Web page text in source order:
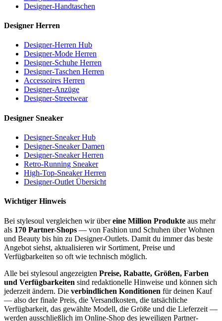
Designer-Handtaschen
Designer Herren
Designer-Herren Hub
Designer-Mode Herren
Designer-Schuhe Herren
Designer-Taschen Herren
Accessoires Herren
Designer-Anzüge
Designer-Streetwear
Designer Sneaker
Designer-Sneaker Hub
Designer-Sneaker Damen
Designer-Sneaker Herren
Retro-Running Sneaker
High-Top-Sneaker Herren
Designer-Outlet Übersicht
Wichtiger Hinweis
Bei stylesoul vergleichen wir übereine Million Produkte aus mehr
als 170 Partner-Shops — von Fashion und Schuhen über Wohnen
und Beauty bis hin zu Designer-Outlets. Damit du immer das beste
Angebot siehst, aktualisieren wir Sortiment, Preise und
Verfügbarkeiten so oft wie technisch möglich.
Alle bei stylesoul angezeigten Preise, Rabatte, Größen, Farben
und Verfügbarkeiten sind redaktionelle Hinweise und können sich
jederzeit ändern. Die verbindlichen Konditionen für deinen Kauf
— also der finale Preis, die Versandkosten, die tatsächliche
Verfügbarkeit, das gewählte Modell, die Größe und die Lieferzeit —
werden ausschließlich im Online-Shop des jeweiligen Partner-